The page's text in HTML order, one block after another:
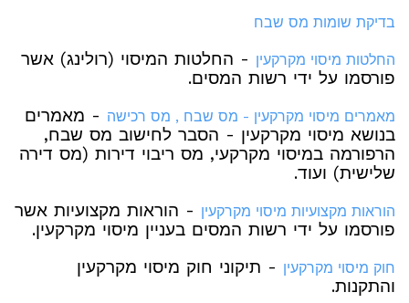
בדיקת שומות מס שבח
החלטות מיסוי מקרקעין - החלטות המיסוי (רולינג) אשר
פורסמו על ידי רשות המסים.
מאמרים מיסוי מקרקעין - מס שבח , מס רכישה - מאמרים
בנושא מיסוי מקרקעין - הסבר לחישוב מס שבח,
הרפורמה במיסוי מקרקעי, מס ריבוי דירות (מס דירה
שלישית) ועוד.
הוראות מקצועיות מיסוי מקרקעין - הוראות מקצועיות אשר
פורסמו על ידי רשות המסים בעניין מיסוי מקרקעין.
חוק מיסוי מקרקעין - תיקוני חוק מיסוי מקרקעין
והתקנות.